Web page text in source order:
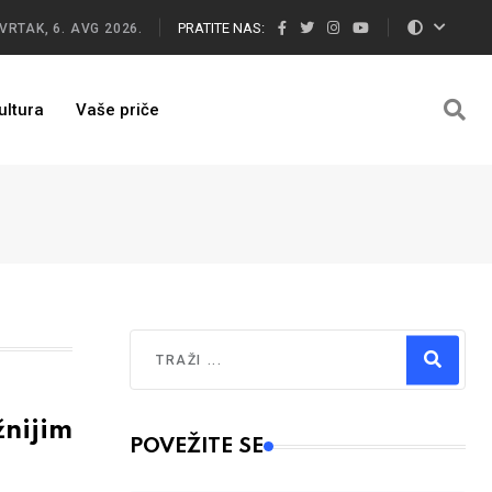
6. AVG 2026. PRATITE NAS:
Vaše priče
Type 2 or more characters for results.
POVEŽITE SE